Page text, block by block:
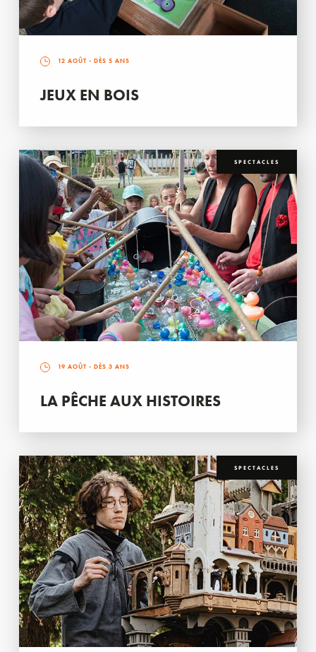
12 AOÛT - DÈS 5 ANS
JEUX EN BOIS
SPECTACLES
19 AOÛT - DÈS 3 ANS
LA PÊCHE AUX HISTOIRES
SPECTACLES